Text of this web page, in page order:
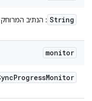
String : הנתיב המרוחק
monitor
ProgressMonitor